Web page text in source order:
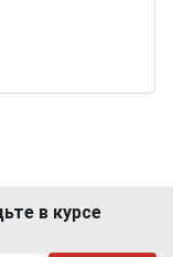
в курсе